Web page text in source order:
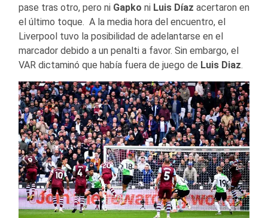
pase tras otro, pero ni Gapko ni Luis Díaz acertaron en
el último toque. A la media hora del encuentro, el
Liverpool tuvo la posibilidad de adelantarse en el
marcador debido a un penalti a favor. Sin embargo, el
VAR dictaminó que había fuera de juego de Luis Diaz.